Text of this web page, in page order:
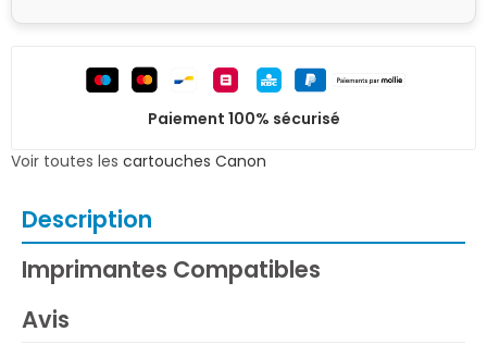
Paiement 100% sécurisé
Voir toutes les cartouches Canon
Description
Imprimantes Compatibles
Avis